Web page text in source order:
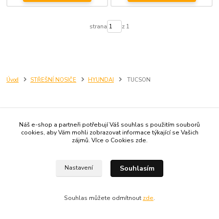
Úvod STŘEŠNÍ NOSIČE HYUNDAI TUCSON
strana z 1
Máte zájem o novinky od nás?
Náš e-shop a partneři potřebují Váš souhlas s použitím souborů
cookies, aby Vám mohli zobrazovat informace týkající se Vašich
zájmů. Více o Cookies zde.
Nastavení Souhlasím
Souhlas můžete odmítnout zde.